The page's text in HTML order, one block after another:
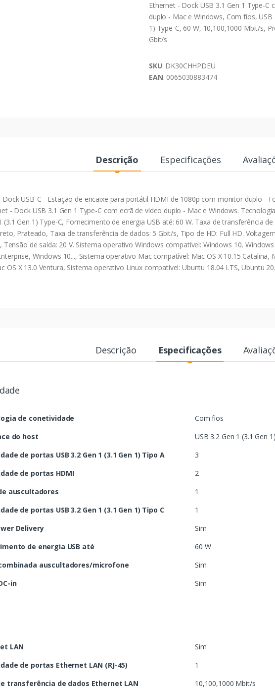
Ethernet - Dock USB 3.1 Gen 1 Type-C
duplo - Mac e Windows, Com fios, USB
1) Type-C, 60 W, 10,100,1000 Mbit/s,
Gbit/s
SKU: DK30CHHPDEU
EAN: 0065030883474
Descrição Especificações
Dock USB-C - Estação de encaixe para portátil HDMI de 1080p com monitor duplo -
- Dock USB 3.1 Gen 1 Type-C com ecrã de vídeo duplo - Mac e Windows.
(3.1 Gen 1) Type-C, Fornecimento de energia USB até: 60 W. Taxa de transferência
Prateado, Taxa de transferência de dados: 5 Gbit/s, Tipo de HD: Full HD.
Tensão de saída: 20 V. Sistema operativo Windows compatível: Windows 10,
Windows 10..., Sistema operativo Mac compatível: Mac OS X 10.15 Catalina,
OS X 13.0 Ventura, Sistema operativo Linux compatível: Ubuntu 18.04 LTS, Ubuntu
Descrição Especificações
de conetividade
Com fios
do host
USB 3.2 Gen 1 (3.1 Gen
de portas USB 3.2 Gen 1 (3.1 Gen 1) Tipo A
3
de portas HDMI
2
auscultadores
1
de portas USB 3.2 Gen 1 (3.1 Gen 1) Tipo C
1
Delivery
Sim
de energia USB até
60 W
auscultadores/microfone
Sim
in
Sim
LAN
Sim
de portas Ethernet LAN (RJ-45)
1
transferência de dados Ethernet LAN
10,100,1000 Mbit/s